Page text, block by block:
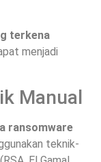
terkena
menjadi
Manual
ransomware
teknik-